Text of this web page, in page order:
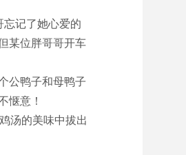
记了她心爱的
某位胖哥哥开车
公鸭子和母鸭子
惬意！
汤的美味中拔出